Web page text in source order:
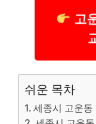
고
쉬운 목차
세종시 고운